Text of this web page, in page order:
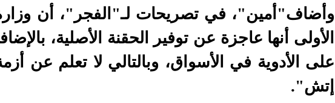
وأضاف"أمين"، في تصريحات لـ"الفجر"، أن وزارة
الأولى أنها عاجزة عن توفير الحقنة الأصلية،
على الأدوية في الأسواق، وبالتالي لا تعلم عن
إتش".